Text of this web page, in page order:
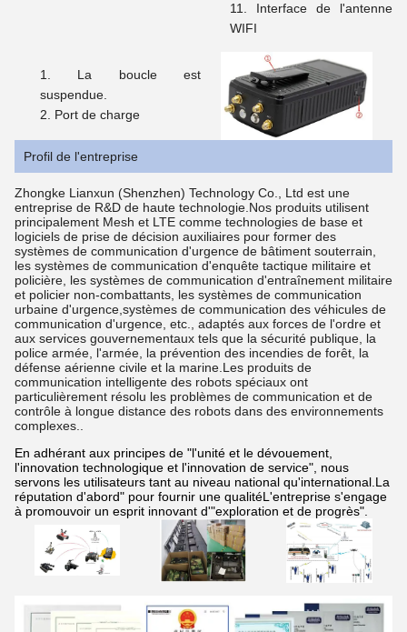
Interface de l'antenne
WIFI
La boucle est
suspendue.
Port de charge
Profil de l'entreprise
Zhongke Lianxun (Shenzhen) Technology Co., Ltd est une
entreprise de R&D de haute technologie.Nos produits utilisent
principalement Mesh et LTE comme technologies de base et
logiciels de prise de décision auxiliaires pour former des
systèmes de communication d'urgence de bâtiment souterrain,
les systèmes de communication d'enquête tactique militaire et
policière, les systèmes de communication d'entraînement militaire
et policier non-combattants, les systèmes de communication
urbaine d'urgence,systèmes de communication des véhicules de
communication d'urgence, etc., adaptés aux forces de l'ordre et
aux services gouvernementaux tels que la sécurité publique, la
police armée, l'armée, la prévention des incendies de forêt, la
défense aérienne civile et la marine.Les produits de
communication intelligente des robots spéciaux ont
particulièrement résolu les problèmes de communication et de
contrôle à longue distance des robots dans des environnements
complexes..
En adhérant aux principes de "l'unité et le dévouement,
l'innovation technologique et l'innovation de service", nous
servons les utilisateurs tant au niveau national qu'international.La
réputation d'abord" pour fournir une qualitéL'entreprise s'engage
à promouvoir un esprit innovant d'"exploration et de progrès".